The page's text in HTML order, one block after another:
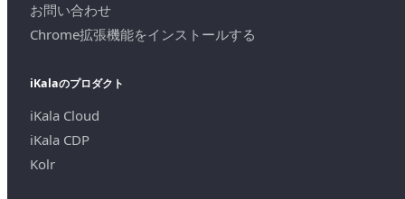
お問い合わせ
Chrome拡張機能をインストールする
iKalaのプロダクト
iKala Cloud
iKala CDP
Kolr